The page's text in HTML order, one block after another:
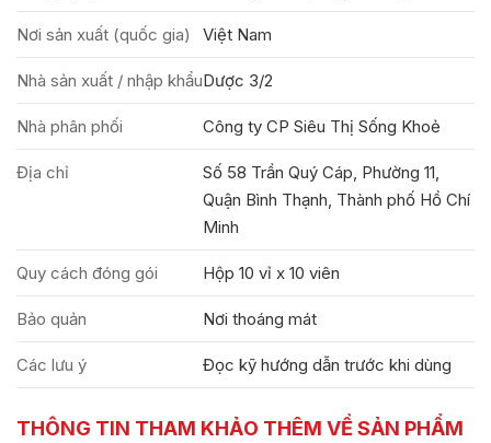
Nơi sản xuất (quốc gia) Việt Nam
Nhà sản xuất / nhập khẩuDược 3/2
Nhà phân phối Công ty CP Siêu Thị Sống Khoẻ
Địa chỉ
Số 58 Trần Quý Cáp, Phường 11,
Quận Bình Thạnh, Thành phố Hồ Chí
Minh
Quy cách đóng gói Hộp 10 vỉ x 10 viên
Bảo quản Nơi thoáng mát
Các lưu ý Đọc kỹ hướng dẫn trước khi dùng
THÔNG TIN THAM KHẢO THÊM VỀ SẢN PHẨM